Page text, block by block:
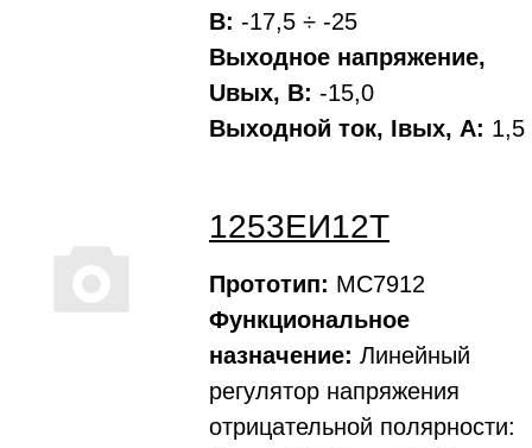
В: -17,5 ÷ -25
Выходное напряжение,
Uвых, В: -15,0
Выходной ток, Iвых, A: 1,5
1253ЕИ12Т
Прототип: МС7912
Функциональное
назначение: Линейный
регулятор напряжения
отрицательной полярности: